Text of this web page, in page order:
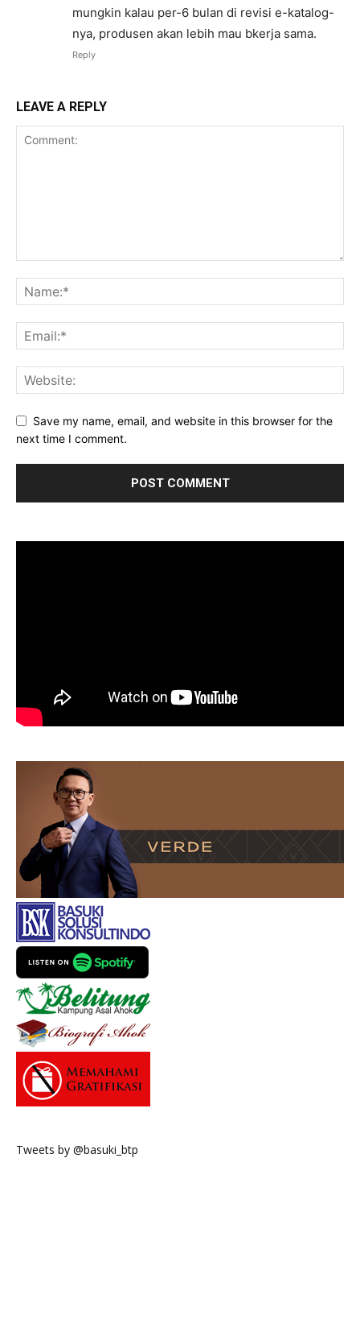
mungkin kalau per-6 bulan di revisi e-katalog-
nya, produsen akan lebih mau bkerja sama.
Reply
LEAVE A REPLY
Save my name, email, and website in this browser for the
next time I comment.
Tweets by @basuki_btp